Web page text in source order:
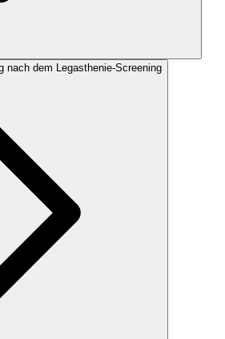
nach dem Legasthenie-Screening